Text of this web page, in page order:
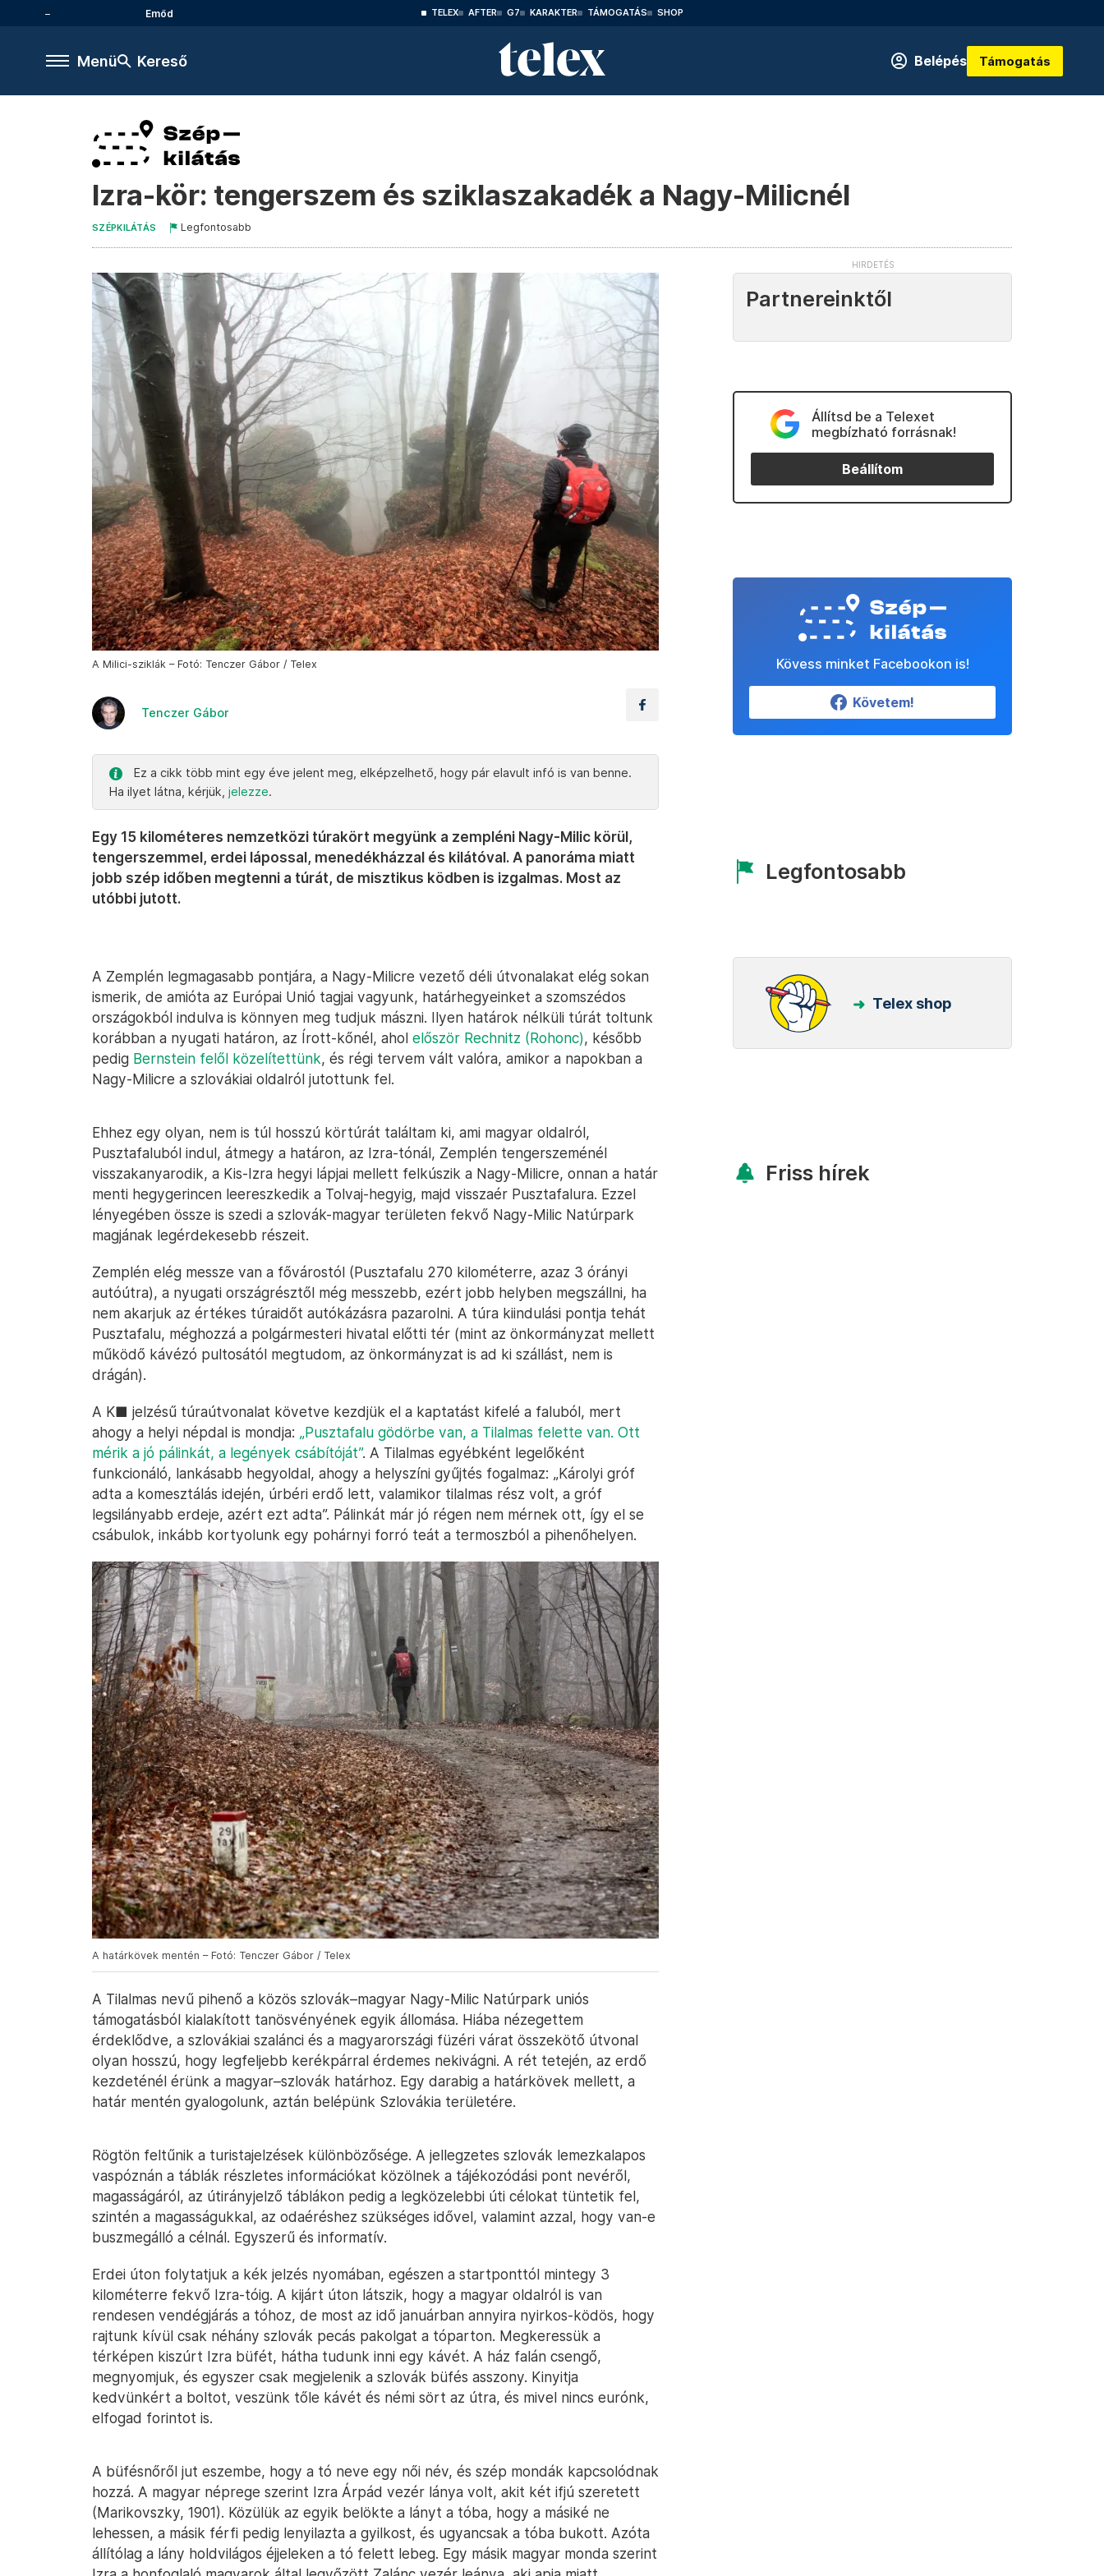
Emőd TELEX AFTER G7 KARAKTER TÁMOGATÁS SHOP
Menü Kereső Belépés Támogatás
Izra-kör: tengerszem és sziklaszakadék a Nagy-Milicnél
SZÉPKILÁTÁS Legfontosabb
A Milici-sziklák – Fotó: Tenczer Gábor / Telex
Tenczer Gábor
Ez a cikk több mint egy éve jelent meg, elképzelhető, hogy pár elavult infó is van benne.
Ha ilyet látna, kérjük, jelezze.
Egy 15 kilométeres nemzetközi túrakört megyünk a zempléni Nagy-Milic körül,
tengerszemmel, erdei lápossal, menedékházzal és kilátóval. A panoráma miatt
jobb szép időben megtenni a túrát, de misztikus ködben is izgalmas. Most az
utóbbi jutott.
A Zemplén legmagasabb pontjára, a Nagy-Milicre vezető déli útvonalakat elég sokan
ismerik, de amióta az Európai Unió tagjai vagyunk, határhegyeinket a szomszédos
országokból indulva is könnyen meg tudjuk mászni. Ilyen határok nélküli túrát toltunk
korábban a nyugati határon, az Írott-kőnél, ahol először Rechnitz (Rohonc), később
pedig Bernstein felől közelítettünk, és régi tervem vált valóra, amikor a napokban a
Nagy-Milicre a szlovákiai oldalról jutottunk fel.
Ehhez egy olyan, nem is túl hosszú körtúrát találtam ki, ami magyar oldalról,
Pusztafaluból indul, átmegy a határon, az Izra-tónál, Zemplén tengerszeménél
visszakanyarodik, a Kis-Izra hegyi lápjai mellett felkúszik a Nagy-Milicre, onnan a határ
menti hegygerincen leereszkedik a Tolvaj-hegyig, majd visszaér Pusztafalura. Ezzel
lényegében össze is szedi a szlovák-magyar területen fekvő Nagy-Milic Natúrpark
magjának legérdekesebb részeit.
Zemplén elég messze van a fővárostól (Pusztafalu 270 kilométerre, azaz 3 órányi
autóútra), a nyugati országrésztől még messzebb, ezért jobb helyben megszállni, ha
nem akarjuk az értékes túraidőt autókázásra pazarolni. A túra kiindulási pontja tehát
Pusztafalu, méghozzá a polgármesteri hivatal előtti tér (mint az önkormányzat mellett
működő kávézó pultosától megtudom, az önkormányzat is ad ki szállást, nem is
drágán).
A K■ jelzésű túraútvonalat követve kezdjük el a kaptatást kifelé a faluból, mert
ahogy a helyi népdal is mondja: „Pusztafalu gödörbe van, a Tilalmas felette van. Ott
mérik a jó pálinkát, a legények csábítóját”. A Tilalmas egyébként legelőként
funkcionáló, lankásabb hegyoldal, ahogy a helyszíni gyűjtés fogalmaz: „Károlyi gróf
adta a komesztálás idején, úrbéri erdő lett, valamikor tilalmas rész volt, a gróf
legsilányabb erdeje, azért ezt adta”. Pálinkát már jó régen nem mérnek ott, így el se
csábulok, inkább kortyolunk egy pohárnyi forró teát a termoszból a pihenőhelyen.
A határkövek mentén – Fotó: Tenczer Gábor / Telex
A Tilalmas nevű pihenő a közös szlovák–magyar Nagy-Milic Natúrpark uniós
támogatásból kialakított tanösvényének egyik állomása. Hiába nézegettem
érdeklődve, a szlovákiai szalánci és a magyarországi füzéri várat összekötő útvonal
olyan hosszú, hogy legfeljebb kerékpárral érdemes nekivágni. A rét tetején, az erdő
kezdeténél érünk a magyar–szlovák határhoz. Egy darabig a határkövek mellett, a
határ mentén gyalogolunk, aztán belépünk Szlovákia területére.
Rögtön feltűnik a turistajelzések különbözősége. A jellegzetes szlovák lemezkalapos
vaspóznán a táblák részletes információkat közölnek a tájékozódási pont nevéről,
magasságáról, az útirányjelző táblákon pedig a legközelebbi úti célokat tüntetik fel,
szintén a magasságukkal, az odaéréshez szükséges idővel, valamint azzal, hogy van-e
buszmegálló a célnál. Egyszerű és informatív.
Erdei úton folytatjuk a kék jelzés nyomában, egészen a startponttól mintegy 3
kilométerre fekvő Izra-tóig. A kijárt úton látszik, hogy a magyar oldalról is van
rendesen vendégjárás a tóhoz, de most az idő januárban annyira nyirkos-ködös, hogy
rajtunk kívül csak néhány szlovák pecás pakolgat a tóparton. Megkeressük a
térképen kiszúrt Izra büfét, hátha tudunk inni egy kávét. A ház falán csengő,
megnyomjuk, és egyszer csak megjelenik a szlovák büfés asszony. Kinyitja
kedvünkért a boltot, veszünk tőle kávét és némi sört az útra, és mivel nincs eurónk,
elfogad forintot is.
A büfésnőről jut eszembe, hogy a tó neve egy női név, és szép mondák kapcsolódnak
hozzá. A magyar néprege szerint Izra Árpád vezér lánya volt, akit két ifjú szeretett
(Marikovszky, 1901). Közülük az egyik belökte a lányt a tóba, hogy a másiké ne
lehessen, a másik férfi pedig lenyilazta a gyilkost, és ugyancsak a tóba bukott. Azóta
állítólag a lány holdvilágos éjjeleken a tó felett lebeg. Egy másik magyar monda szerint
Partnereinktől
Állítsd be a Telexet
megbízható forrásnak!
Beállítom
Kövess minket Facebookon is!
Követem!
Legfontosabb
Telex shop
Friss hírek